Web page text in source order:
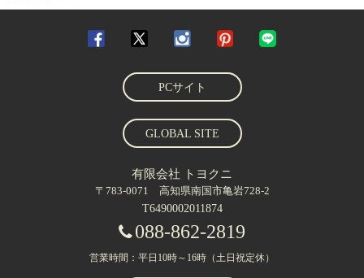
PCサイト
GLOBAL SITE
有限会社 トヨクニ
〒783-0071 高知県南国市亀岩728-2
T6490002011874
088-862-2819
営業時間：平日10時～16時（土日祝定休）